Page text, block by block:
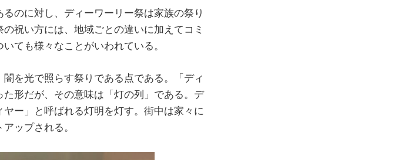
のに対し、ディーワーリー祭は家族の祭り
祝い方には、地域ごとの違いに加えてコミ
ても様々なことがいわれている。
を光で照らす祭りである点である。「ディ
形だが、その意味は「灯の列」である。デ
ー」と呼ばれる灯明を灯す。街中は家々に
ップされる。